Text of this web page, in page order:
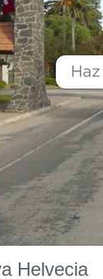
Helvecia